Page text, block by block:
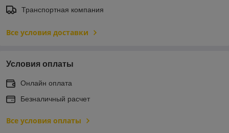
Транспортная компания
Все условия доставки
Условия оплаты
Онлайн оплата
Безналичный расчет
Все условия оплаты